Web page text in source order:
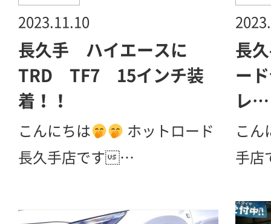
2023.11.10
長久手 ハイエースに
TRD TF7 15インチ装
着！！
こんにちは
ホットロード
長久手店です…
長
ー
レ…
こん
手店